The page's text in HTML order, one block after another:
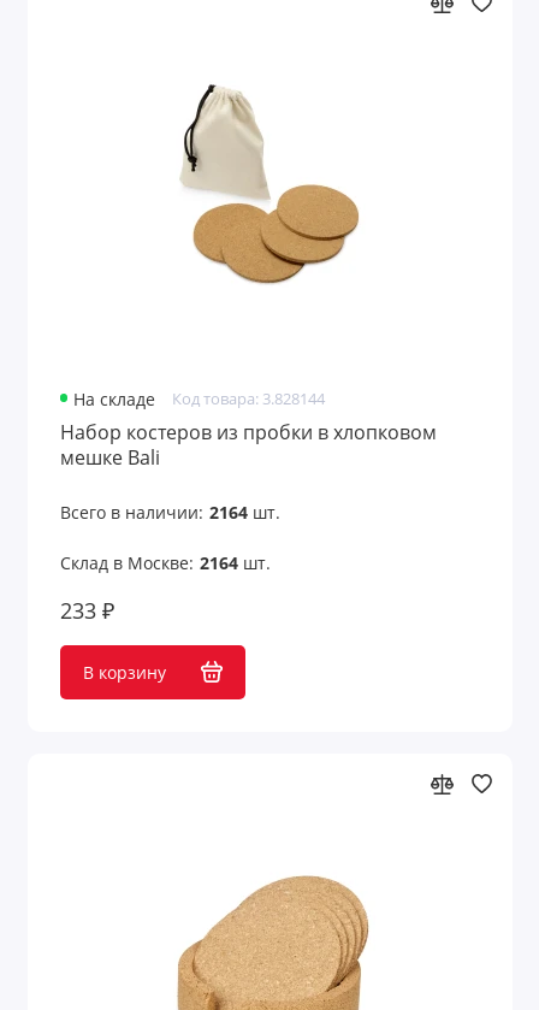
На складе Код товара: 3.828144
Набор костеров из пробки в хлопковом
мешке Bali
Всего в наличии: 2164шт.
Склад в Москве: 2164шт.
233 ₽
В корзину